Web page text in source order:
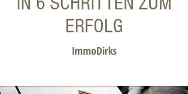
ERFOLG
ImmoDirks